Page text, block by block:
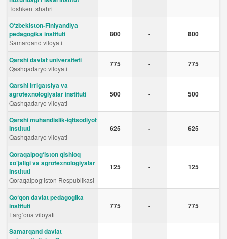
Toshkent shahri
O‘zbekiston-Finlyandiya
pedagogika instituti
Samarqand viloyati
800 - 800
Qarshi davlat universiteti
Qashqadaryo viloyati
775 - 775
Qarshi irrigatsiya va
agrotexnologiyalar instituti
Qashqadaryo viloyati
500 - 500
Qarshi muhandislik-iqtisodiyot
instituti
Qashqadaryo viloyati
625 - 625
Qoraqalpog‘iston qishloq
xo‘jaligi va agrotexnologiyalar
instituti
Qoraqalpog‘iston Respublikasi
125 - 125
Qo‘qon davlat pedagogika
instituti
Fargʻona viloyati
775 - 775
Samarqand davlat